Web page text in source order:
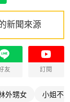
新聞來源
友 訂閱
外甥女 小姐不